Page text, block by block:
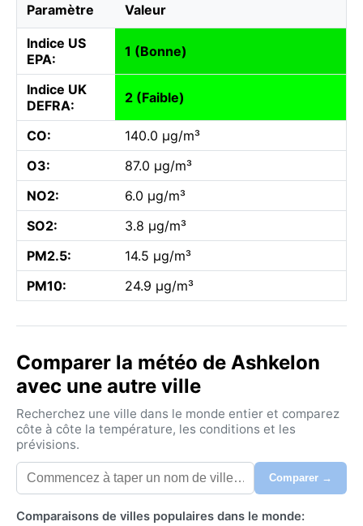
Paramètre Valeur
Indice US
EPA:
1 (Bonne)
Indice UK
DEFRA:
2 (Faible)
CO:
140.0 µg/m³
O3:
87.0 µg/m³
NO2:
6.0 µg/m³
SO2:
3.8 µg/m³
PM2.5:
14.5 µg/m³
PM10:
24.9 µg/m³
Comparer la météo de Ashkelon
avec une autre ville
Recherchez une ville dans le monde entier et comparez
côte à côte la température, les conditions et les
prévisions.
Comparer →
Comparaisons de villes populaires dans le monde: